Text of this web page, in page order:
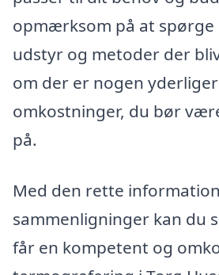
opmærksom på at spørge
udstyr og metoder der
om der er nogen
omkostninger, du bør
på.
Med den rette
sammenligninger kan du
får en kompetent og